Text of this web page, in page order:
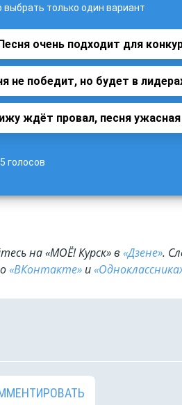
только один вариант
очень подходит для
не победит, но будет в
ждёт провал, песня ужасная
голосов
на «МОЁ! Курск» в «Дзене».
«ВКонтакте» и